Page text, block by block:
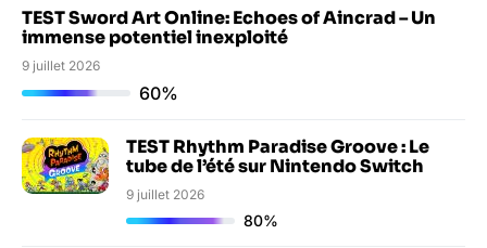
TEST Sword Art Online: Echoes of Aincrad – Un
immense potentiel inexploité
9 juillet 2026
60%
TEST Rhythm Paradise Groove : Le
tube de l’été sur Nintendo Switch
9 juillet 2026
80%